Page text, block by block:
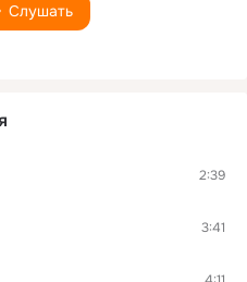
Слушать
2:39
3:41